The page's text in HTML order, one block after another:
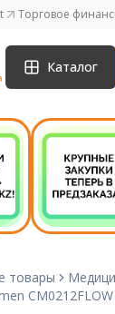
Торговое
Каталог
товары
CM0212FLOW